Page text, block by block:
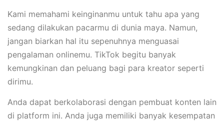
Kami memahami keinginanmu untuk tahu apa yang
sedang dilakukan pacarmu di dunia maya. Namun,
jangan biarkan hal itu sepenuhnya menguasai
pengalaman onlinemu. TikTok begitu banyak
kemungkinan dan peluang bagi para kreator seperti
dirimu.
Anda dapat berkolaborasi dengan pembuat konten lain
di platform ini. Anda juga memiliki banyak kesempatan